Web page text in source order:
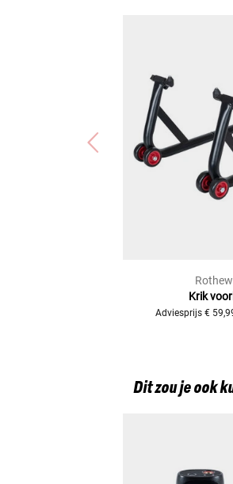
Krik
Adviesprijs €
Dit zou je ook